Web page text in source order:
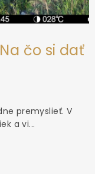
čo si dať
premyslieť. V
a vi...